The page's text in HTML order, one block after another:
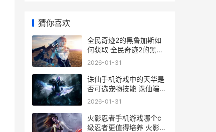
猜你喜欢
全民奇迹2的黑鲁加斯如
何获取 全民奇迹2的黑金
币在哪
2026-01-31
诛仙手机游戏中的天华是
否可选宠物技能 诛仙端游
手机版
2026-01-31
火影忍者手机游戏哪个c
级忍者更值得培养 火影忍